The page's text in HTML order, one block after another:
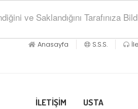
ve Saklandığını Tarafınıza
Anasayfa S.S.S.
İLETİŞİM USTA